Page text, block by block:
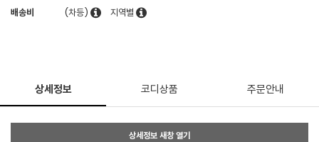
배송비 (차등) 지역별
상세정보 코디상품 주문안내
상세정보 새창 열기